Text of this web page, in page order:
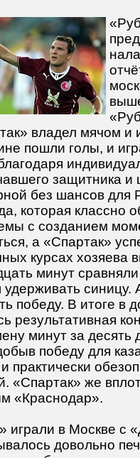
владел мячом и
пошли голы, и
защитника
без шансов для
которая классно
с созданием
а «Спартак»
курсах хозяева
минут
синицу.
победу. В итоге в
результативная
минут за
победу для
практически
«Спартак» же
«Краснодар».
играли в Москве с
довольно